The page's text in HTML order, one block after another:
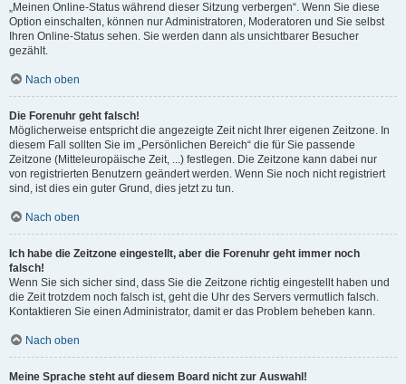
„Meinen Online-Status während dieser Sitzung verbergen“. Wenn Sie diese
Option einschalten, können nur Administratoren, Moderatoren und Sie selbst
Ihren Online-Status sehen. Sie werden dann als unsichtbarer Besucher
gezählt.
Nach oben
Die Forenuhr geht falsch!
Möglicherweise entspricht die angezeigte Zeit nicht Ihrer eigenen Zeitzone. In
diesem Fall sollten Sie im „Persönlichen Bereich“ die für Sie passende
Zeitzone (Mitteleuropäische Zeit, ...) festlegen. Die Zeitzone kann dabei nur
von registrierten Benutzern geändert werden. Wenn Sie noch nicht registriert
sind, ist dies ein guter Grund, dies jetzt zu tun.
Nach oben
Ich habe die Zeitzone eingestellt, aber die Forenuhr geht immer noch
falsch!
Wenn Sie sich sicher sind, dass Sie die Zeitzone richtig eingestellt haben und
die Zeit trotzdem noch falsch ist, geht die Uhr des Servers vermutlich falsch.
Kontaktieren Sie einen Administrator, damit er das Problem beheben kann.
Nach oben
Meine Sprache steht auf diesem Board nicht zur Auswahl!